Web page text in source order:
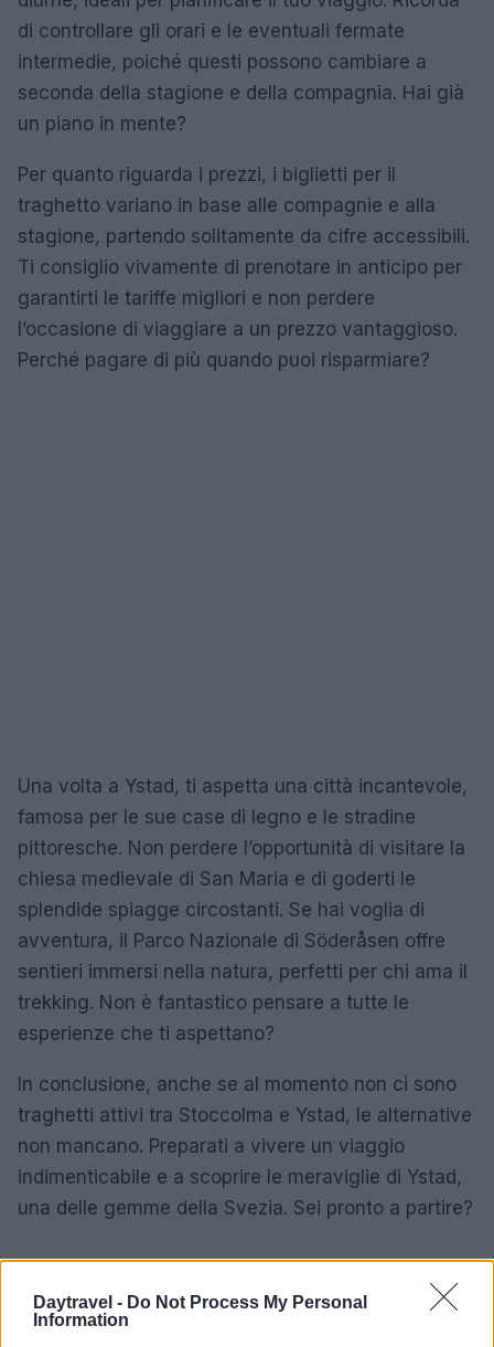
Daytravel - Do Not Process My Personal
Information
di controllare gli orari e le eventuali fermate
intermedie, poiché questi possono cambiare a
seconda della stagione e della compagnia. Hai già
un piano in mente?
Per quanto riguarda i prezzi, i biglietti per il
traghetto variano in base alle compagnie e alla
stagione, partendo solitamente da cifre accessibili.
Ti consiglio vivamente di prenotare in anticipo per
garantirti le tariffe migliori e non perdere
l’occasione di viaggiare a un prezzo vantaggioso.
Perché pagare di più quando puoi risparmiare?
Una volta a Ystad, ti aspetta una città incantevole,
famosa per le sue case di legno e le stradine
pittoresche. Non perdere l’opportunità di visitare la
chiesa medievale di San Maria e di goderti le
splendide spiagge circostanti. Se hai voglia di
avventura, il Parco Nazionale di Söderåsen offre
sentieri immersi nella natura, perfetti per chi ama il
trekking. Non è fantastico pensare a tutte le
esperienze che ti aspettano?
In conclusione, anche se al momento non ci sono
traghetti attivi tra Stoccolma e Ystad, le alternative
non mancano. Preparati a vivere un viaggio
indimenticabile e a scoprire le meraviglie di Ystad,
una delle gemme della Svezia. Sei pronto a partire?
AUTORE
AiAdhubMedia